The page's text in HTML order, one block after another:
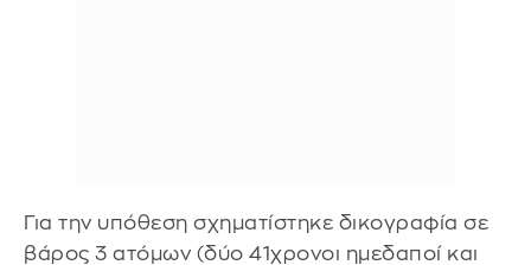
Για την υπόθεση σχηματίστηκε δικογραφία σε
βάρος 3 ατόμων (δύο 41χρονοι ημεδαποί και